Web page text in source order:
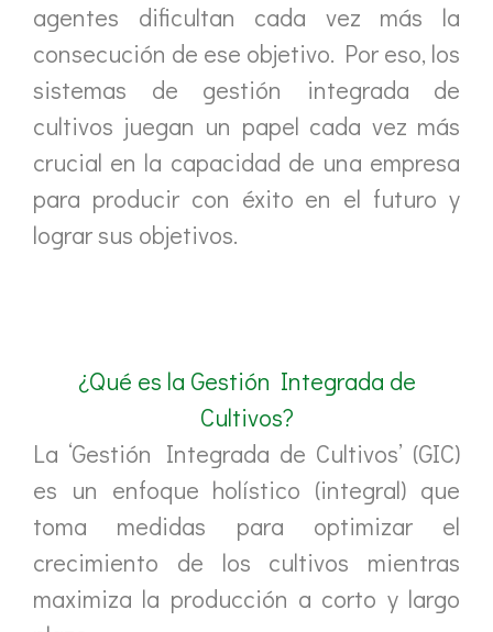
agentes dificultan cada vez más la
consecución de ese objetivo. Por eso, los
sistemas de gestión integrada de
cultivos juegan un papel cada vez más
crucial en la capacidad de una empresa
para producir con éxito en el futuro y
lograr sus objetivos.
¿Qué es la Gestión Integrada de
Cultivos?
La ‘Gestión Integrada de Cultivos’ (GIC)
es un enfoque holístico (integral) que
toma medidas para optimizar el
crecimiento de los cultivos mientras
maximiza la producción a corto y largo